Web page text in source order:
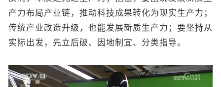
产力布局产业链，推动科技成果转化为现实生产力；
传统产业改造升级，也能发展新质生产力；要坚持从
实际出发，先立后破、因地制宜、分类指导。